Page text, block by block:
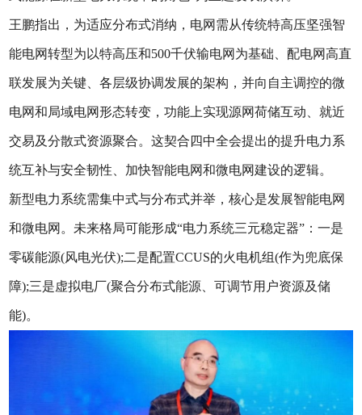
王鹏指出，为适应分布式消纳，电网需从传统特高压坚强智
能电网转型为以特高压和500千伏输电网为基础、配电网高直
联发展为关键、各层级协调发展的架构，并向自主调控的微
电网和局域电网形态转变，功能上实现源网荷储互动、就近
交易及分散式资源聚合。这契合四中全会提出的提升电力系
统互补与安全韧性、加快智能电网和微电网建设的逻辑。
新型电力系统需集中式与分布式并举，核心是发展智能电网
和微电网。未来格局可能形成“电力系统三元稳定器”：一是
零碳能源(风电光伏);二是配置CCUS的火电机组(作为兜底保
障);三是虚拟电厂(聚合分布式能源、可调节用户资源及储
能)。